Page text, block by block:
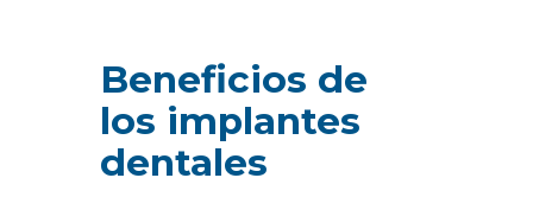
Beneficios de
los implantes
dentales